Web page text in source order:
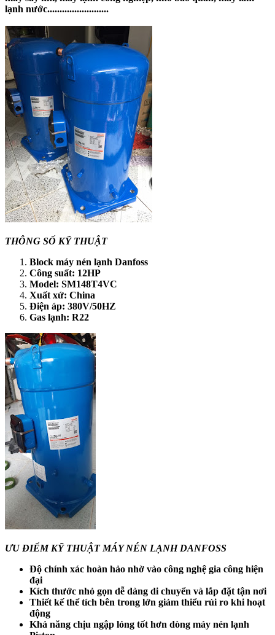
lạnh nước.........................
THÔNG SỐ KỸ THUẬT
Block máy nén lạnh Danfoss
Công suất: 12HP
Model: SM148T4VC
Xuất xứ: China
Điện áp: 380V/50HZ
Gas lạnh: R22
ƯU ĐIỂM KỸ THUẬT MÁY NÉN LẠNH DANFOSS
Độ chính xác hoàn hảo nhờ vào công nghệ gia công hiện
đại
Kích thước nhỏ gọn dễ dàng di chuyển và lắp đặt tận nơi
Thiết kế thể tích bên trong lớn giảm thiểu rủi ro khi hoạt
động
Khả năng chịu ngập lỏng tốt hơn dòng máy nén lạnh